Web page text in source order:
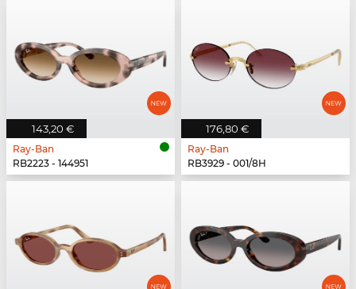
143,20 €
Ray-Ban
RB2223 - 144951
176,80 €
Ray-Ban
RB3929 - 001/8H